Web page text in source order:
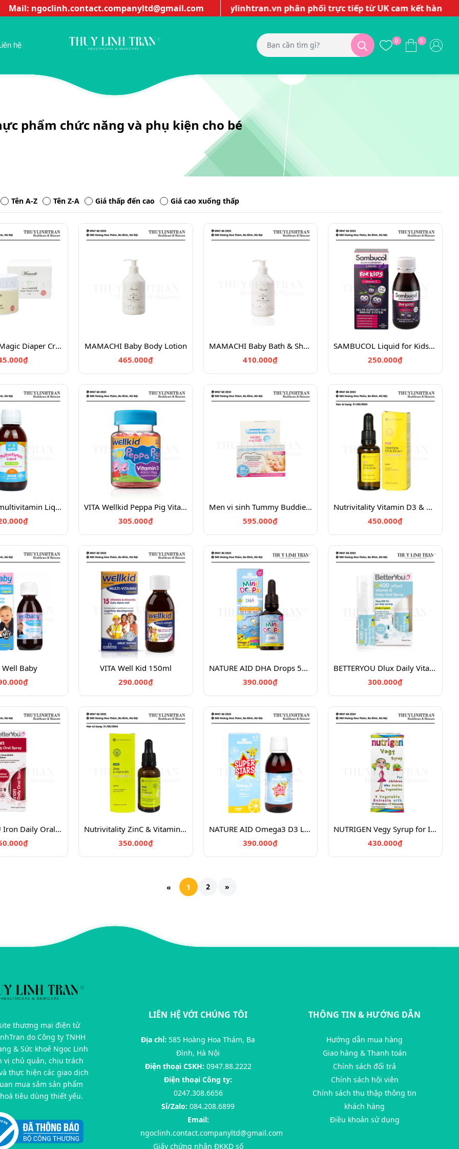
Mail: ngoclinh.contact.companyltd@gmail.comThuylinhtran.vn phân phối trực tiếp từ UK cam kết hàng chính
hệ 0 0
phẩm chức năng và phụ kiện cho bé
Tên A-Z Tên Z-A Giá thấp đến cao Giá cao xuống thấp
MAMACHI Magic Diaper Cream
MAMACHI Baby Body Lotion
465.000₫
MAMACHI Baby Bath & Shampoo
410.000₫
SAMBUCOL Liquid for Kids 120ml
250.000₫
H&B Baby multivitamin Liquid Orange
VITA Wellkid Peppa Pig Vitamin D3 400IU - 30 viên kẹo
305.000₫
Men vi sinh Tummy Buddies - 30 gói
595.000₫
Nutrivitality Vitamin D3 & K2 Infant Dropper
450.000₫
Well Baby
VITA Well Kid 150ml
290.000₫
NATURE AID DHA Drops 50ml
390.000₫
BETTERYOU Dlux Daily Vitamin D Oral Spray
300.000₫
BETTERYOU Iron Daily Oral Spray 25ml
Nutrivitality ZinC & Vitamin B12 30ml
350.000₫
NATURE AID Omega3 D3 Liquid for Children 4-12y, 150ml lemon
390.000₫
NUTRIGEN Vegy Syrup for Infant older than 12 months, 200ml
430.000₫
« 1 2 »
thương mại điện tử
do Công ty TNHH
& Sức khoẻ Ngọc Linh
vị chủ quản, chịu trách
thực hiện các giao dịch
mua sắm sản phẩm
tiêu dùng thiết yếu.
LIÊN HỆ VỚI CHÚNG TÔI
Địa chỉ: 585 Hoàng Hoa Thám, Ba
Đình, Hà Nội
Điện thoại CSKH: 0947.88.2222
Điện thoại Công ty:
0247.308.6656
Sỉ/Zalo: 084.208.6899
Email:
ngoclinh.contact.companyltd@gmail.com
Giấy chứng nhận ĐKKD số
THÔNG TIN & HƯỚNG DẪN
Hướng dẫn mua hàng
Giao hàng & Thanh toán
Chính sách đổi trả
Chính sách hội viên
Chính sách thu thập thông tin
khách hàng
Điều khoản sử dụng